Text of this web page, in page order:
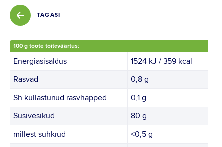
TAGASI
100 g toote toiteväärtus:
Energiasisaldus
1524 kJ / 359 kcal
Rasvad
0,8 g
Sh küllastunud rasvhapped
0,1 g
Süsivesikud
80 g
millest suhkrud
<0,5 g